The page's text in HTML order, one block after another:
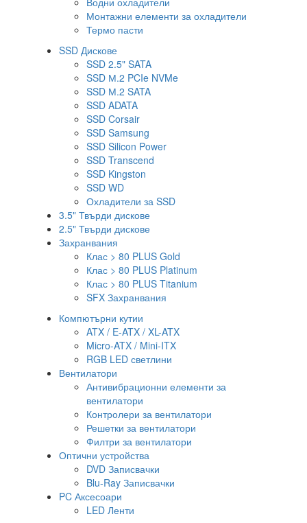
Монтажни елементи за охладители
Термо пасти
SSD Дискове
SSD 2.5" SATA
SSD М.2 PCIe NVMe
SSD М.2 SATA
SSD ADATA
SSD Corsair
SSD Samsung
SSD Silicon Power
SSD Transcend
SSD Kingston
SSD WD
Охладители за SSD
3.5" Твърди дискове
2.5" Твърди дискове
Захранвания
Клас > 80 PLUS Gold
Клас > 80 PLUS Platinum
Клас > 80 PLUS Titanium
SFX Захранвания
Компютърни кутии
ATX / E-ATX / XL-ATX
Micro-ATX / Mini-ITX
RGB LED светлини
Вентилатори
Антивибрационни елементи за
вентилатори
Контролери за вентилатори
Решетки за вентилатори
Филтри за вентилатори
Оптични устройства
DVD Записвачки
Blu-Ray Записвачки
PC Аксесоари
LED Ленти